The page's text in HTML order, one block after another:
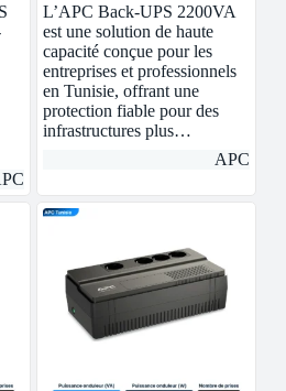
L’APC Back-UPS 2200VA
est une solution de haute
capacité conçue pour les
entreprises et professionnels
en Tunisie, offrant une
protection fiable pour des
infrastructures plus…
APC